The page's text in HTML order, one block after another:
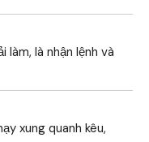
làm, là nhận lệnh và
xung quanh kêu,